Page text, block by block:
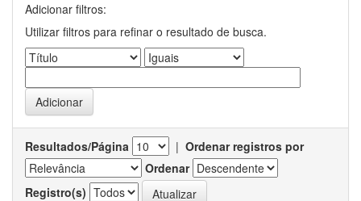
Adicionar filtros:
Utilizar filtros para refinar o resultado de busca.
Resultados/Página | Ordenar registros por
Ordenar
Registro(s)